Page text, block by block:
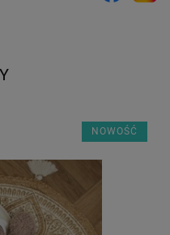
NOWOŚĆ